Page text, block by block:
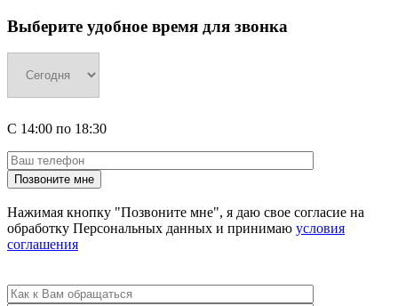
Выберите удобное время для звонка
С 14:00 по 18:30
Нажимая кнопку "Позвоните мне", я даю свое согласие на
обработку Персональных данных и принимаю условия
соглашения